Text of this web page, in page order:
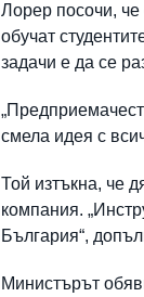
Лорер посочи, че
обучат
задачи е да се
смела идея с
Той изтъкна, че
компания.
България“,
Министърът